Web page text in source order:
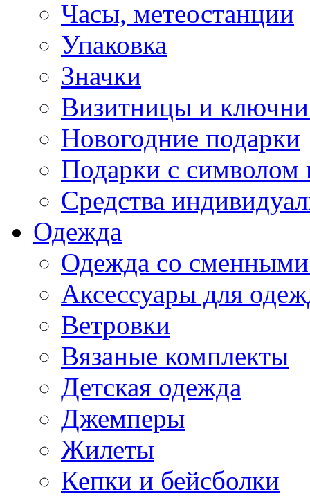
Часы, метеостанции
Упаковка
Значки
Визитницы и
Новогодние подарки
Подарки с символом
Средства
Одежда
Одежда со сменными
Аксессуары для
Ветровки
Вязаные комплекты
Детская одежда
Джемперы
Жилеты
Кепки и бейсболки